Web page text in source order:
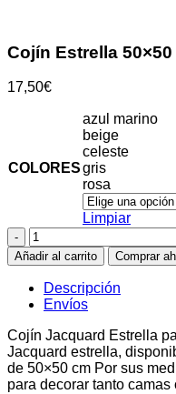
Cojín Estrella 50×50
17,50€
COLORES
azul marino
beige
celeste
gris
rosa
Limpiar
Cojín
Estrella
50x50
cantidad
Añadir al carrito Comprar
Descripción
Envíos
Cojín Jacquard Estrella
Jacquard estrella,
de 50×50 cm Por sus
para decorar tanto camas